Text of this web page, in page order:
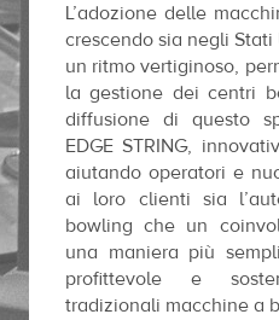
L’adozione delle
crescendo sia negli
un ritmo vertiginoso,
la gestione dei centri
diffusione di questo
EDGE STRING,
aiutando operatori e
ai loro clienti sia
bowling che un
una maniera più
profittevole e
tradizionali macchine a